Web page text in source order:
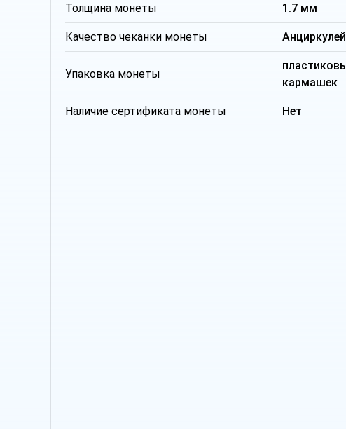
Толщина монеты 1.7 мм
Качество чеканки монеты
Упаковка монеты
кармашек
Наличие сертификата монеты Нет